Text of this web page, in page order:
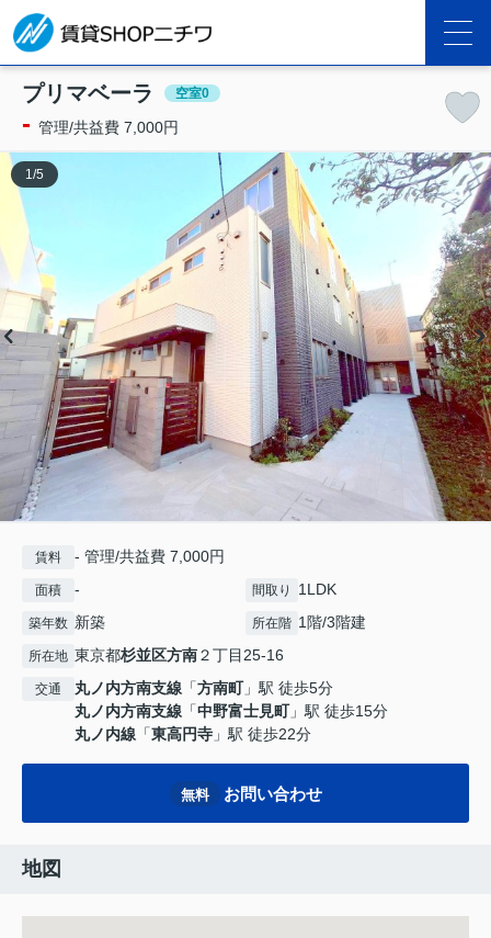
プリマベーラ 空室0
- 管理/共益費 7,000円
1 /5
賃料 - 管理/共益費 7,000円
面積 - 間取り 1LDK
築年数 新築 所在階 1階/3階建
所在地 東京都杉並区方南２丁目25-16
交通 丸ノ内方南支線 「方南町」駅 徒歩5分
丸ノ内方南支線 「中野富士見町」駅 徒歩15分
丸ノ内線 「東高円寺 」駅 徒歩22分
無料 お問い合わせ
地図